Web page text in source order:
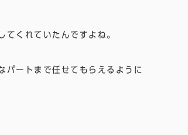
くれていたんですよね。
ートまで任せてもらえるように